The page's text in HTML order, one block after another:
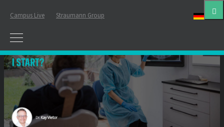
Campus Live Straumann Group